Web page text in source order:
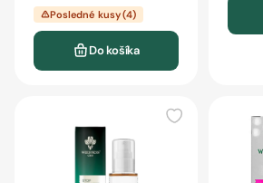
Posledné kusy (4)
Do košíka